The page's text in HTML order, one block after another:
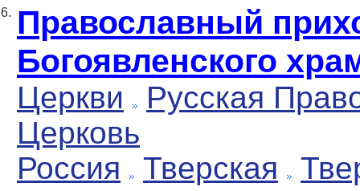
6. Православный
Богоявленского
Церкви
Русская
Церковь
Россия
Тверская